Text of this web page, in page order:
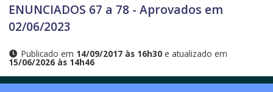
ENUNCIADOS 67 a 78 - Aprovados em
02/06/2023
Publicado em 14/09/2017 às 16h30e atualizado em
15/06/2026 às 14h46